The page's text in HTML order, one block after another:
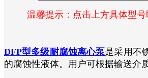
温馨提示：点击上方具体型号
DFP型多级耐腐蚀离心泵是采用不
的腐蚀性液体。用户可根据输送介